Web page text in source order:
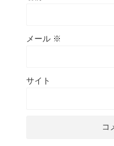
メール ※
サイト